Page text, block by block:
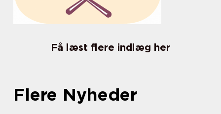
Få læst flere indlæg her
Flere Nyheder